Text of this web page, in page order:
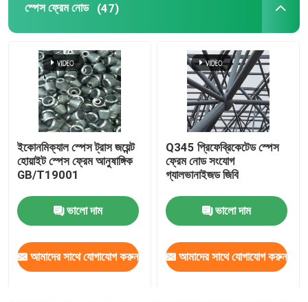
স্পেস ফ্রেম নোড (47)
ইকোনমিক্যাল স্পেস ট্রাস জয়েন্ট
হোয়াইট স্পেস ফ্রেম আনুষাঙ্গিক
GB/T19001
ভালো দাম
আমাদের সাথে যোগাযোগ করুন
Q345 প্রিফেব্রিকেটেড স্পেস
ফ্রেম নোড সংযোগ
গ্যালভানাইজড জিবি
ভালো দাম
আমাদের সাথে যোগাযোগ করুন